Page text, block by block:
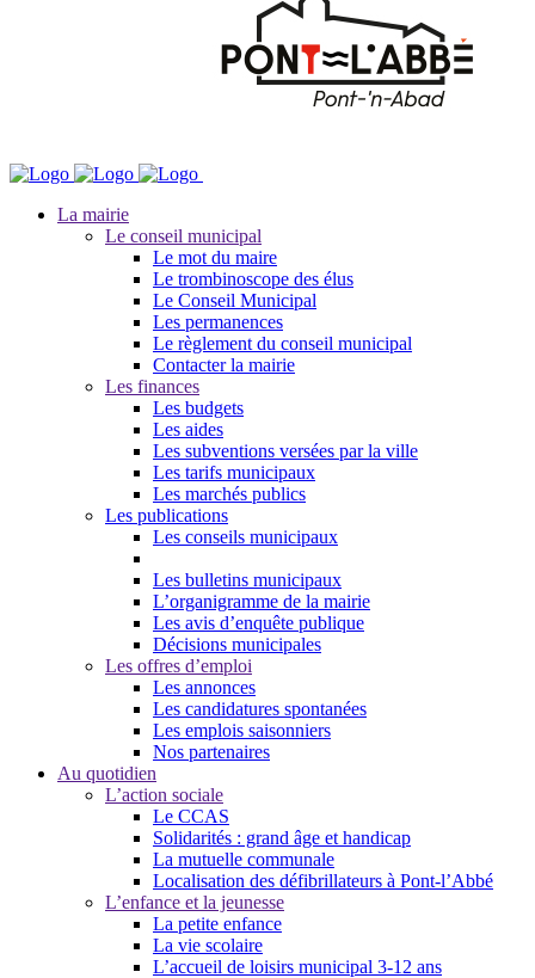
La mairie
Le conseil municipal
Le mot du maire
Le trombinoscope des élus
Le Conseil Municipal
Les permanences
Le règlement du conseil municipal
Contacter la mairie
Les finances
Les budgets
Les aides
Les subventions versées par la ville
Les tarifs municipaux
Les marchés publics
Les publications
Les conseils municipaux
Les bulletins municipaux
L’organigramme de la mairie
Les avis d’enquête publique
Décisions municipales
Les offres d’emploi
Les annonces
Les candidatures spontanées
Les emplois saisonniers
Nos partenaires
Au quotidien
L’action sociale
Le CCAS
Solidarités : grand âge et handicap
La mutuelle communale
Localisation des défibrillateurs à Pont-l’Abbé
L’enfance et la jeunesse
La petite enfance
La vie scolaire
L’accueil de loisirs municipal 3-12 ans